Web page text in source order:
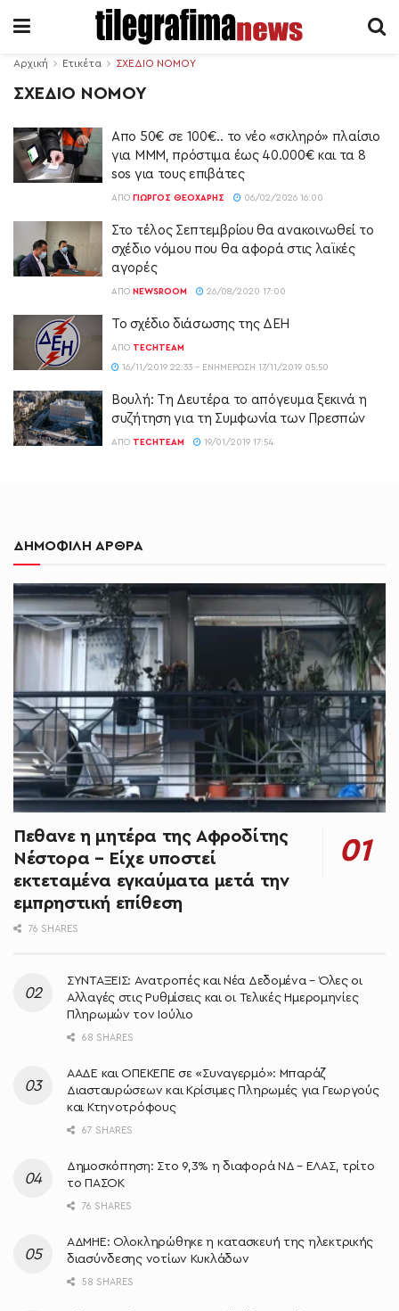
Αρχική Ετικέτα ΣΧΕΔΙΟ ΝΟΜΟΥ
ΣΧΕΔΙΟ ΝΟΜΟΥ
Απο 50€ σε 100€.. το νέο «σκληρό» πλαίσιο
για ΜΜΜ, πρόστιμα έως 40.000€ και τα 8
sos για τους επιβάτες
ΑΠΌ ΓΙΏΡΓΟΣ ΘΕΟΧΆΡΗΣ 06/02/2026 16:00
Στο τέλος Σεπτεμβρίου θα ανακοινωθεί το
σχέδιο νόμου που θα αφορά στις λαϊκές
αγορές
ΑΠΌ NEWSROOM 26/08/2020 17:00
Το σχέδιο διάσωσης της ΔΕΗ
ΑΠΌ TECHTEAM
16/11/2019 22:33 - ΕΝΗΜΈΡΩΣΗ 17/11/2019 05:50
Βουλή: Τη Δευτέρα το απόγευμα ξεκινά η
συζήτηση για τη Συμφωνία των Πρεσπών
ΑΠΌ TECHTEAM 19/01/2019 17:54
ΔΗΜΟΦΙΛΗ ΑΡΘΡΑ
Πεθανε η μητέρα της Αφροδίτης
Νέστορα – Είχε υποστεί
εκτεταμένα εγκαύματα μετά την
εμπρηστική επίθεση
76 SHARES
ΣΥΝΤΑΞΕΙΣ: Ανατροπές και Νέα Δεδομένα – Όλες οι
Αλλαγές στις Ρυθμίσεις και οι Τελικές Ημερομηνίες
Πληρωμών τον Ιούλιο
68 SHARES
ΑΑΔΕ και ΟΠΕΚΕΠΕ σε «Συναγερμό»: Μπαράζ
Διασταυρώσεων και Κρίσιμες Πληρωμές για Γεωργούς
και Κτηνοτρόφους
67 SHARES
Δημοσκόπηση: Στο 9,3% η διαφορά ΝΔ – ΕΛΑΣ, τρίτο
το ΠΑΣΟΚ
76 SHARES
ΑΔΜΗΕ: Ολοκληρώθηκε η κατασκευή της ηλεκτρικής
διασύνδεσης νοτίων Κυκλάδων
58 SHARES